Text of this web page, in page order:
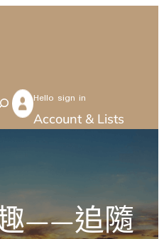
Hello sign in
Account & Lists
——追隨